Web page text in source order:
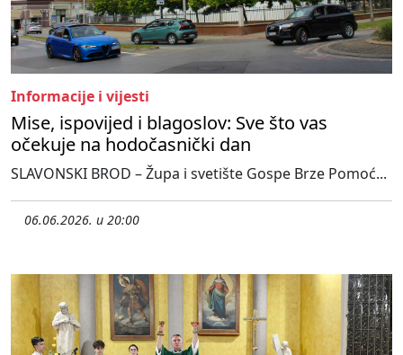
Informacije i vijesti
Mise, ispovijed i blagoslov: Sve što vas
očekuje na hodočasnički dan
SLAVONSKI BROD – Župa i svetište Gospe Brze Pomoć...
06.06.2026. u 20:00